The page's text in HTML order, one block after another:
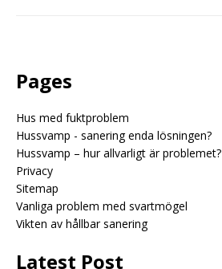
Pages
Hus med fuktproblem
Hussvamp - sanering enda lösningen?
Hussvamp – hur allvarligt är problemet?
Privacy
Sitemap
Vanliga problem med svartmögel
Vikten av hållbar sanering
Latest Post